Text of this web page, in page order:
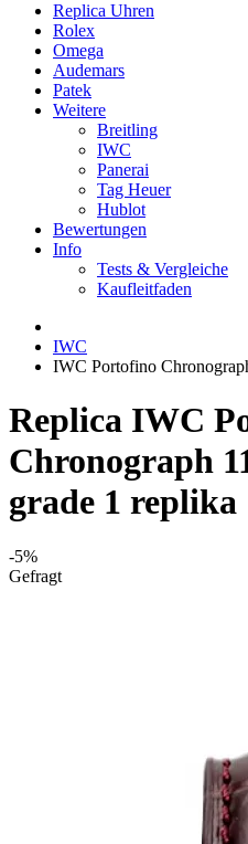
Replica Uhren
Rolex
Omega
Audemars
Patek
Weitere
Breitling
IWC
Panerai
Tag Heuer
Hublot
Bewertungen
Info
Tests & Vergleiche
Kaufleitfaden
IWC
IWC Portofino
Replica IWC
Chronograph
grade 1 replika
-5%
Gefragt